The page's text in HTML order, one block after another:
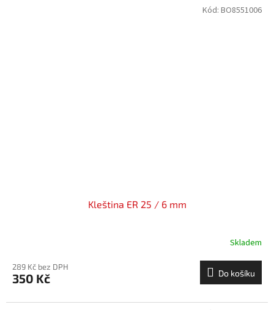
Kleština ER 25 / 6 mm
Skladem
289 Kč bez DPH
350 Kč Do košíku
Kód: BO8551006